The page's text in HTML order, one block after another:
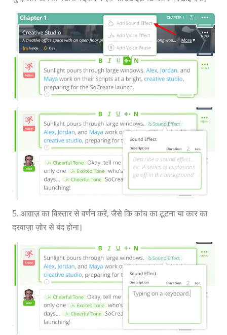
5. आवाज़ का विस्तार से वर्णन करें, जैसे कि कांच का टूटना या कार का
दरवाज़ा ज़ोर से बंद होना।